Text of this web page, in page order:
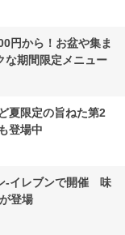
円から！お盆や集ま
な期間限定メニュー
夏限定の旨ねた第2
登場中
-イレブンで開催 味
登場